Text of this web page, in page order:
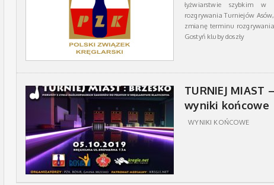
łyżwiarstwie szybkim
rozgrywania Turniejów
zmianę terminu
Gostyń kluby doszły
TURNIEJ
wyniki końcowe
WYNIKI KOŃCOWE